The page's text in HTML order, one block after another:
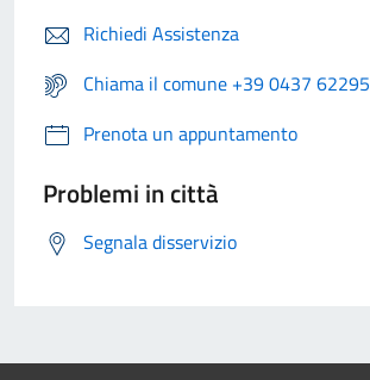
Richiedi Assistenza
Chiama il comune +39 0437 62295
Prenota un appuntamento
Problemi in città
Segnala disservizio